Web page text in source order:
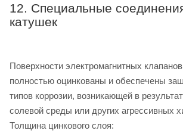
12. Специальные
катушек
Поверхности электромагнитных
полностью оцинкованы и обеспечены
типов коррозии, возникающей в
солевой среды или других агрессивных
Толщина цинкового слоя: